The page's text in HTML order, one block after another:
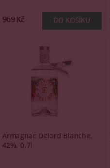
969 Kč
Armagnac Delord Blanche,
42%, 0,7l